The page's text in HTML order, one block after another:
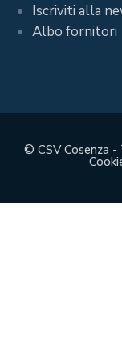
Iscriviti alla
Albo fornitori
© CSV Cosenza -